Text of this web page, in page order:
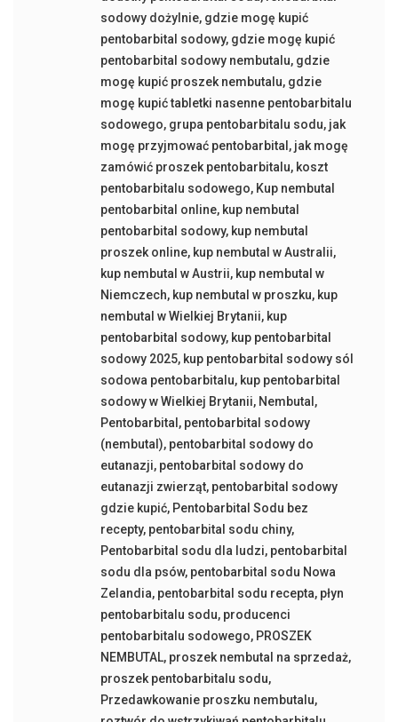
sodowy dożylnie, gdzie mogę kupić
pentobarbital sodowy, gdzie mogę kupić
pentobarbital sodowy nembutalu, gdzie
mogę kupić proszek nembutalu, gdzie
mogę kupić tabletki nasenne pentobarbitalu
sodowego, grupa pentobarbitalu sodu, jak
mogę przyjmować pentobarbital , jak mogę
zamówić proszek pentobarbitalu, koszt
pentobarbitalu sodowego, Kup nembutal
pentobarbital online, kup nembutal
pentobarbital sodowy, kup nembutal
proszek online, kup nembutal w Australii,
kup nembutal w Austrii, kup nembutal w
Niemczech, kup nembutal w proszku, kup
nembutal w Wielkiej Brytanii, kup
pentobarbital sodowy, kup pentobarbital
sodowy 2025, kup pentobarbital sodowy sól
sodowa pentobarbitalu, kup pentobarbital
sodowy w Wielkiej Brytanii, Nembutal ,
Pentobarbital , pentobarbital sodowy
(nembutal), pentobarbital sodowy do
eutanazji, pentobarbital sodowy do
eutanazji zwierząt, pentobarbital sodowy
gdzie kupić, Pentobarbital Sodu bez
recepty, pentobarbital sodu chiny,
Pentobarbital sodu dla ludzi, pentobarbital
sodu dla psów, pentobarbital sodu Nowa
Zelandia, pentobarbital sodu recepta, płyn
pentobarbitalu sodu, producenci
pentobarbitalu sodowego, PROSZEK
NEMBUTAL, proszek nembutal na sprzedaż,
proszek pentobarbitalu sodu,
Przedawkowanie proszku nembutalu,